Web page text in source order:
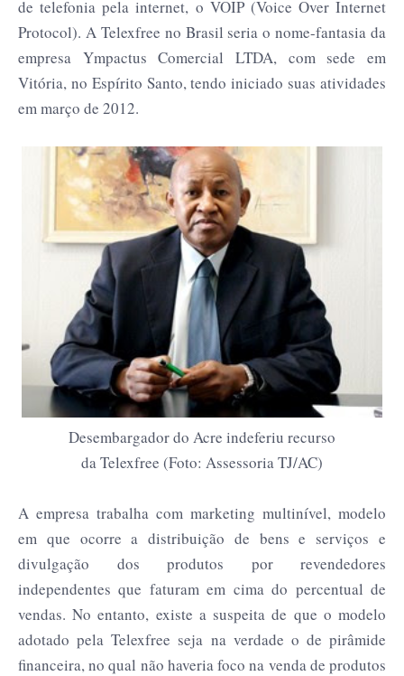
de telefonia pela internet, o VOIP (Voice Over Internet
Protocol). A Telexfree no Brasil seria o nome-fantasia da
empresa Ympactus Comercial LTDA, com sede em
Vitória, no Espírito Santo, tendo iniciado suas atividades
em março de 2012.
Desembargador do Acre indeferiu recurso
da Telexfree (Foto: Assessoria TJ/AC)
A empresa trabalha com marketing multinível, modelo
em que ocorre a distribuição de bens e serviços e
divulgação dos produtos por revendedores
independentes que faturam em cima do percentual de
vendas. No entanto, existe a suspeita de que o modelo
adotado pela Telexfree seja na verdade o de pirâmide
financeira, no qual não haveria foco na venda de produtos